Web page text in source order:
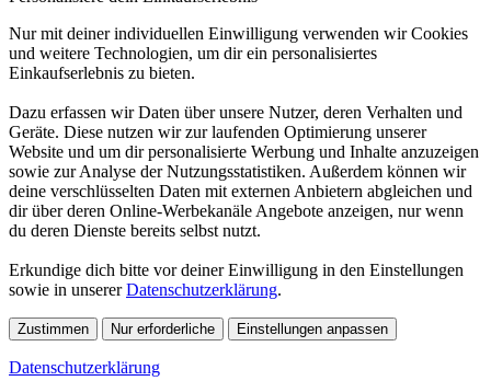
Nur mit deiner individuellen Einwilligung verwenden wir Cookies
und weitere Technologien, um dir ein personalisiertes
Einkaufserlebnis zu bieten.
Dazu erfassen wir Daten über unsere Nutzer, deren Verhalten und
Geräte. Diese nutzen wir zur laufenden Optimierung unserer
Website und um dir personalisierte Werbung und Inhalte anzuzeigen
sowie zur Analyse der Nutzungsstatistiken. Außerdem können wir
deine verschlüsselten Daten mit externen Anbietern abgleichen und
dir über deren Online-Werbekanäle Angebote anzeigen, nur wenn
du deren Dienste bereits selbst nutzt.
Erkundige dich bitte vor deiner Einwilligung in den Einstellungen
sowie in unsererDatenschutzerklärung.
Zustimmen Nur erforderliche Einstellungen anpassen
Datenschutzerklärung